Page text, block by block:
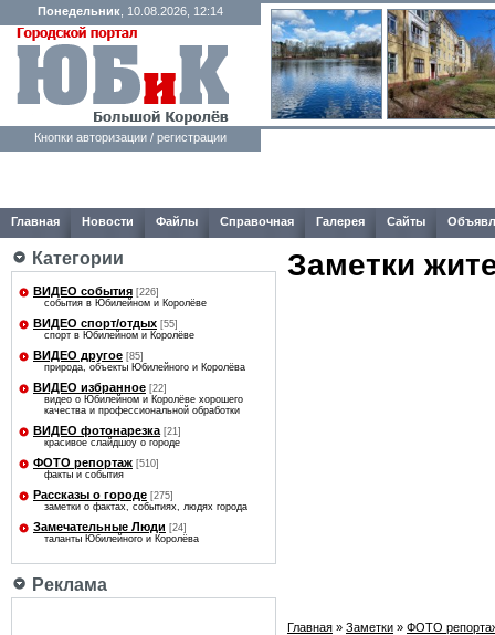
Понедельник , 10.08.2026, 12:14
Кнопки авторизации / регистрации
Главная Новости Файлы Справочная Галерея Сайты
Категории
ВИДЕО события [226]
события в Юбилейном и Королёве
ВИДЕО спорт/отдых [55]
спорт в Юбилейном и Королёве
ВИДЕО другое [85]
природа, объекты Юбилейного и Королёва
ВИДЕО избранное [22]
видео о Юбилейном и Королёве хорошего
качества и профессиональной обработки
ВИДЕО фотонарезка [21]
красивое слайдшоу о городе
ФОТО репортаж [510]
факты и события
Рассказы о городе [275]
заметки о фактах, событиях, людях города
Замечательные Люди [24]
таланты Юбилейного и Королёва
Реклама
Заметки
Главная » Заметки » ФОТО